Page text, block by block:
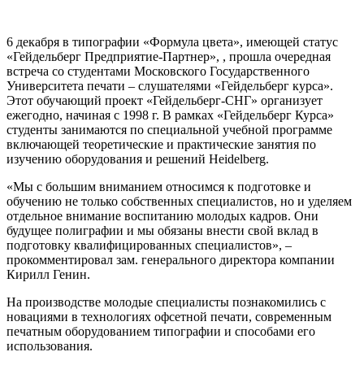
6 декабря в типографии «Формула цвета», имеющей статус
«Гейдельберг Предприятие-Партнер», , прошла очередная
встреча со студентами Московского Государственного
Университета печати – слушателями «Гейдельберг курса».
Этот обучающий проект «Гейдельберг-СНГ» организует
ежегодно, начиная с 1998 г. В рамках «Гейдельберг Курса»
студенты занимаются по специальной учебной программе
включающей теоретические и практические занятия по
изучению оборудования и решений Heidelberg.
«Мы с большим вниманием относимся к подготовке и
обучению не только собственных специалистов, но и уделяем
отдельное внимание воспитанию молодых кадров. Они
будущее полиграфии и мы обязаны внести свой вклад в
подготовку квалифицированных специалистов», –
прокомментировал зам. генерального директора компании
Кирилл Генин.
На производстве молодые специалисты познакомились с
новациями в технологиях офсетной печати, современным
печатным оборудованием типографии и способами его
использования.